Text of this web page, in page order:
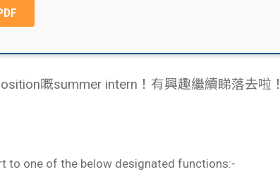
嘅summer intern！有興趣繼續睇落去啦！
to one of the below designated functions:-